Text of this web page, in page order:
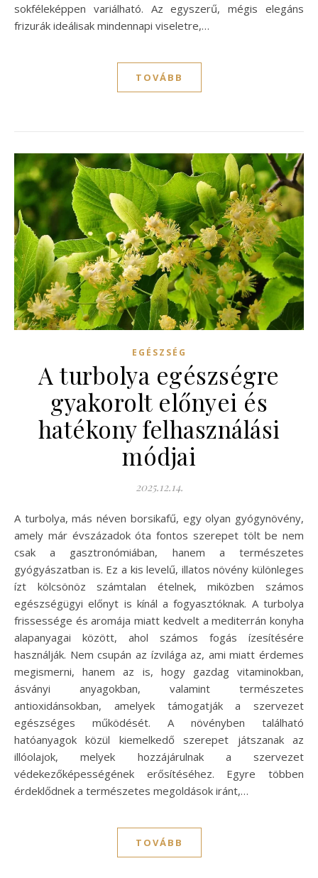
sokféleképpen variálható. Az egyszerű, mégis elegáns
frizurák ideálisak mindennapi viseletre,…
TOVÁBB
EGÉSZSÉG
A turbolya egészségre
gyakorolt előnyei és
hatékony felhasználási
módjai
2025.12.14.
A turbolya, más néven borsikafű, egy olyan gyógynövény,
amely már évszázadok óta fontos szerepet tölt be nem
csak a gasztronómiában, hanem a természetes
gyógyászatban is. Ez a kis levelű, illatos növény különleges
ízt kölcsönöz számtalan ételnek, miközben számos
egészségügyi előnyt is kínál a fogyasztóknak. A turbolya
frissessége és aromája miatt kedvelt a mediterrán konyha
alapanyagai között, ahol számos fogás ízesítésére
használják. Nem csupán az ízvilága az, ami miatt érdemes
megismerni, hanem az is, hogy gazdag vitaminokban,
ásványi anyagokban, valamint természetes
antioxidánsokban, amelyek támogatják a szervezet
egészséges működését. A növényben található
hatóanyagok közül kiemelkedő szerepet játszanak az
illóolajok, melyek hozzájárulnak a szervezet
védekezőképességének erősítéséhez. Egyre többen
érdeklődnek a természetes megoldások iránt,…
TOVÁBB